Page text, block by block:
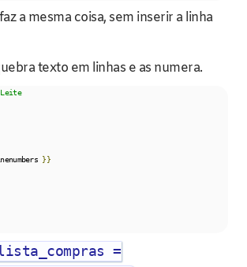
a mesma coisa, sem inserir a linha
texto em linhas e as numera.
}}
=